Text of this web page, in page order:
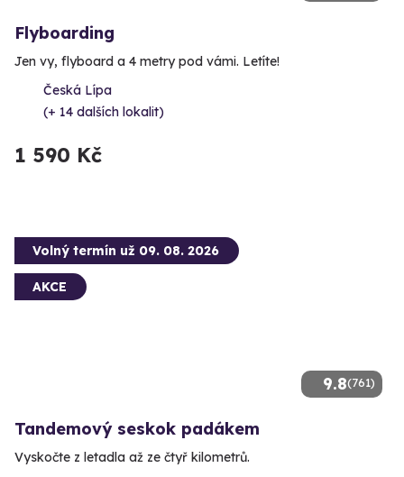
Flyboarding
Jen vy, flyboard a 4 metry pod vámi. Letíte!
Česká Lípa
(+ 14 dalších lokalit)
1 590 Kč
9.8(761)
Volný termín už 09. 08. 2026
AKCE
Tandemový seskok padákem
Vyskočte z letadla až ze čtyř kilometrů.